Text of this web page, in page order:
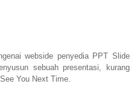
webside penyedia PPT Slide
sebuah presentasi, kurang
You Next Time.